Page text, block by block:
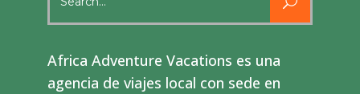
for:
Africa Adventure Vacations es una
agencia de viajes local con sede en